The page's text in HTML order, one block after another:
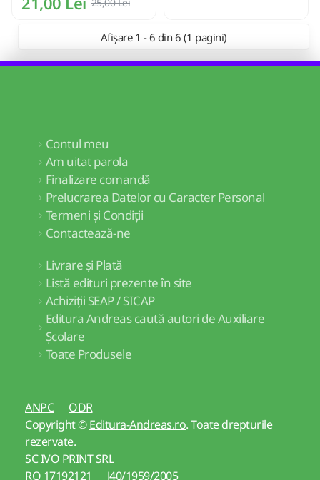
Afișare 1 - 6 din 6 (1 pagini)
Contul meu
Am uitat parola
Finalizare comandă
Prelucrarea Datelor cu Caracter Personal
Termeni și Condiții
Contactează-ne
Livrare și Plată
Listă edituri prezente în site
Achiziții SEAP / SICAP
Editura Andreas caută autori de Auxiliare
Școlare
Toate Produsele
ANPC
ODR
Copyright ©Editura-Andreas.ro. Toate drepturile
rezervate.
SC IVO PRINT SRL
RO 17192121 J40/1959/2005